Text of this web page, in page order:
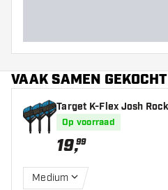
VAAK SAMEN
Target K-Flex Josh
ights
Op voorraad
19,99
Medium